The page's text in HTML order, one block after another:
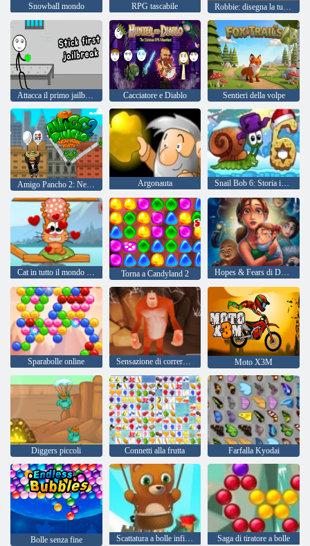
Snowball mondo RPG tascabile Robbie: disegna la tua spada
Attacca il primo jailbreak Cacciatore e Diablo Sentieri della volpe
Argonauta Snail Bob 6: Storia invernale
Cat in tutto il mondo - Alpine Lakes Torna a Candyland 2 Hopes & Fears di Delicious Emily
Sparabolle online Sensazione di correre di yeti Moto X3M
Diggers piccoli Connetti alla frutta Farfalla Kyodai
Bolle senza fine Scattatura a bolle infinita Saga di tiratore a bolle